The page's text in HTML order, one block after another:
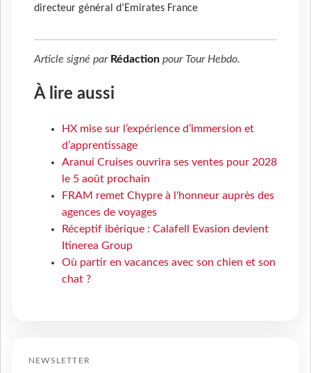
directeur général d’Emirates France
Article signé par Rédaction pour Tour Hebdo.
À lire aussi
HX mise sur l’expérience d’immersion et
d’apprentissage
Aranui Cruises ouvrira ses ventes pour 2028
le 5 août prochain
FRAM remet Chypre à l'honneur auprès des
agences de voyages
Réceptif ibérique : Calafell Evasion devient
Itinerea Group
Où partir en vacances avec son chien et son
chat ?
NEWSLETTER